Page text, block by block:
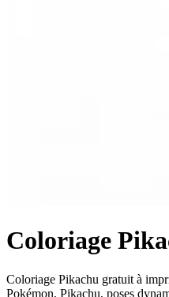
Coloriage
Coloriage Pikachu gratuit à
Pokémon, Pikachu, poses